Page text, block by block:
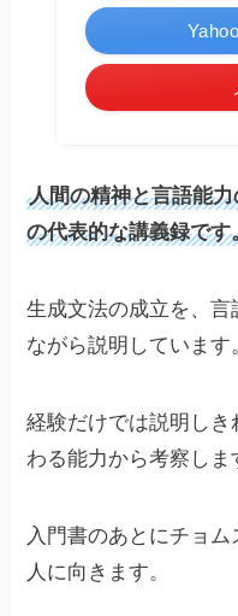
人間の精神と言語能
の代表的な講義録です
生成文法の成立を、
ながら説明しています
経験だけでは説明し
わる能力から考察しま
入門書のあとにチョ
人に向きます。